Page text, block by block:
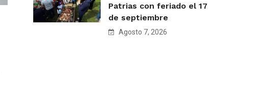
Patrias con feriado el 17
de septiembre
Agosto 7, 2026